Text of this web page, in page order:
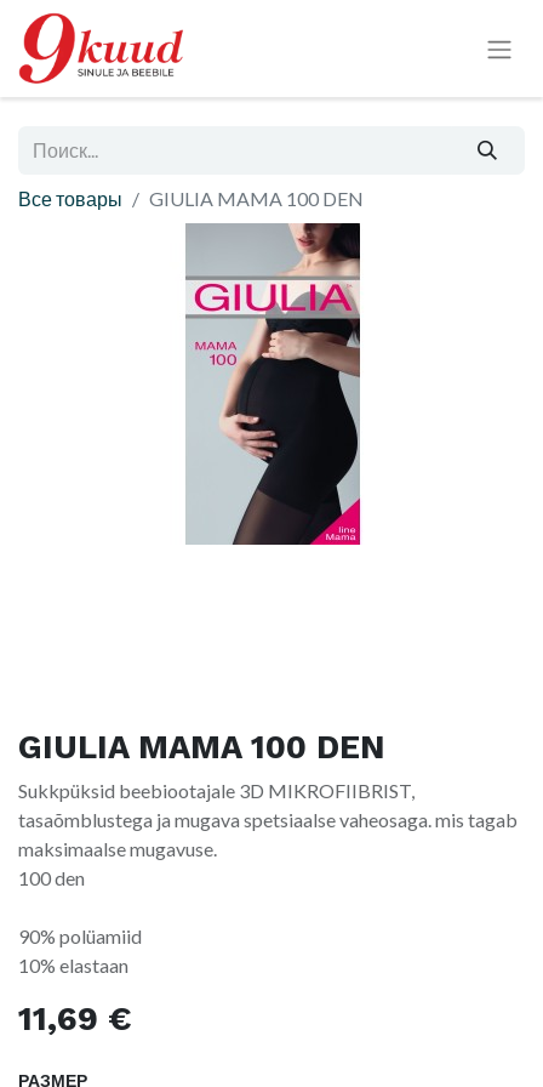
Все товары GIULIA MAMA 100 DEN
GIULIA MAMA 100 DEN
Sukkpüksid beebiootajale 3D MIKROFIIBRIST,
tasaõmblustega ja mugava spetsiaalse vaheosaga. mis tagab
maksimaalse mugavuse.
100 den
90% polüamiid
10% elastaan
11,69 €
РАЗМЕР